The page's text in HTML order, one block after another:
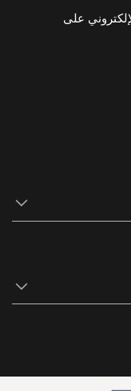
على